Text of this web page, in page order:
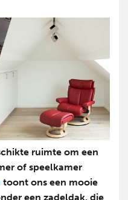
ruimte om een
of speelkamer
toont ons een mooie
een zadeldak, die